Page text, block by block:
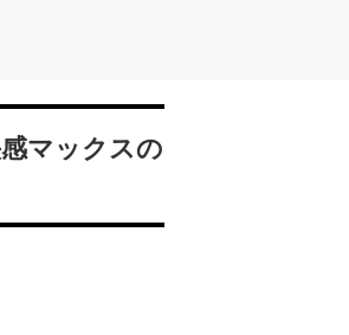
マックスの